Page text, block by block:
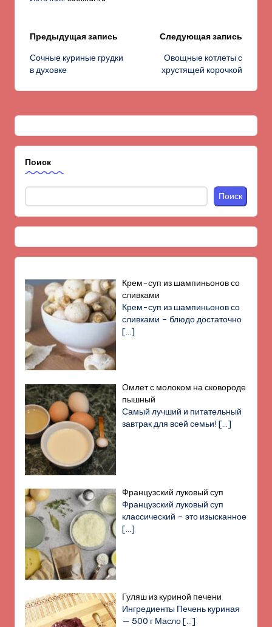
Навигация
записи
Предыдущая запись
Сочные куриные грудки
в духовке
Следующая запись
Овощные котлеты с
хрустящей корочкой
Поиск
Поиск
Крем-суп из шампиньонов со
сливками
Крем-суп из шампиньонов со
сливками – блюдо достаточно
[…]
Омлет с молоком на сковороде
пышный
Самый лучший и питательный
завтрак для всей семьи![…]
Французский луковый суп
Французский луковый суп
классический – это изысканное
[…]
Гуляш из куриной печени
Ингредиенты Печень куриная
— 500 г Масло[…]